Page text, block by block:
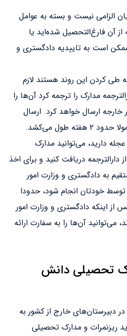
الزامی نیست و بسته به عوامل
آن فارغ‌التحصیل شده‌اید یا
است به تاییدیه دادگستری و
طی کردن این روند هستند لازم
مدارک را ترجمه کرد آن‌ها را
خارجه ارسال خواهد کرد. ارسال
طول می‌کشد.
دارید، می‌توانید مدارک
دارالترجمه دریافت کنید و برای اخذ
به دادگستری و وزارت امور
توسط خودتان انجام شود، حدودا
از اینکه دادگستری و وزارت امور
می‌توانید آن‌ها را به سفارت ارائه
تحصیلی دانش
دبیرستان‌های خارج از کشور به
ریزنمرات و مدارک تحصیلی